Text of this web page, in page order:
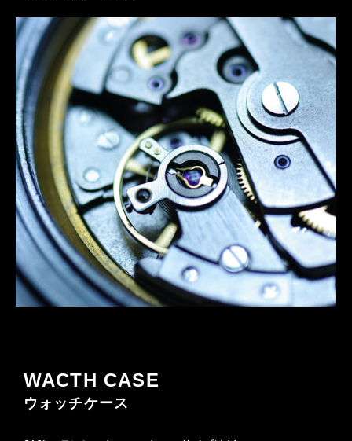
WACTH CASE
ウォッチケース